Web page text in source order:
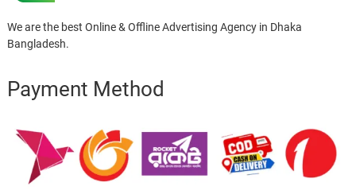
We are the best Online & Offline Advertising Agency in Dhaka
Bangladesh.
Payment Method